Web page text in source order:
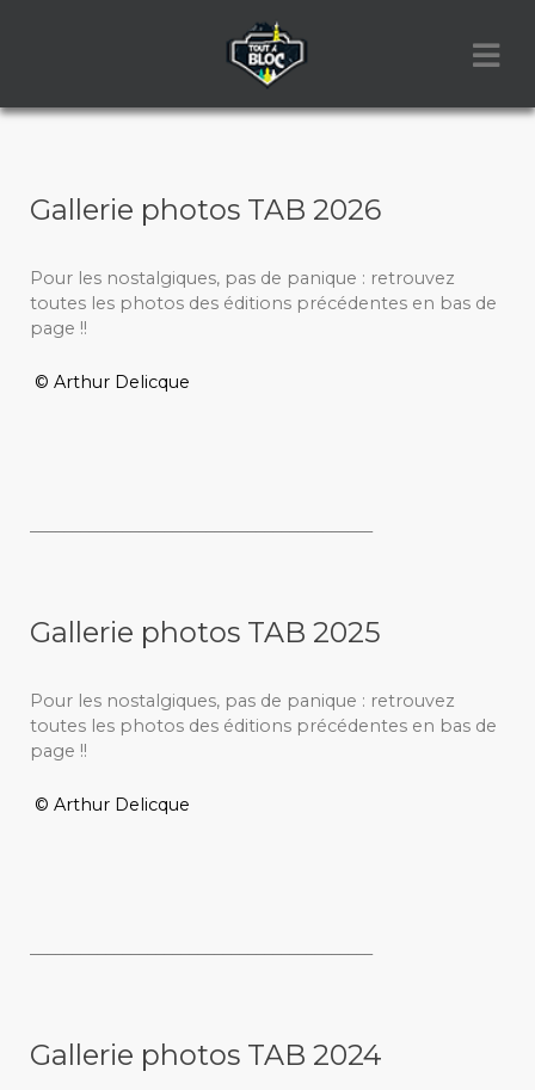
Gallerie photos TAB 2026
Pour les nostalgiques, pas de panique : retrouvez
toutes les photos des éditions précédentes en bas de
page !!
© Arthur Delicque
Gallerie photos TAB 2025
Pour les nostalgiques, pas de panique : retrouvez
toutes les photos des éditions précédentes en bas de
page !!
© Arthur Delicque
Gallerie photos TAB 2024